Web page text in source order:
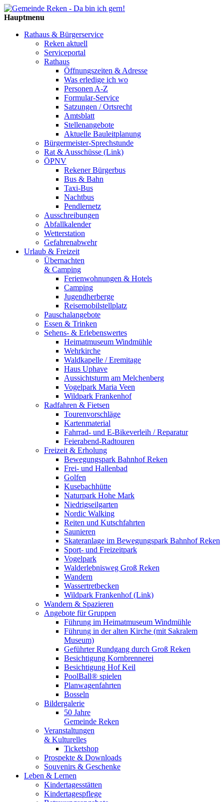
Hauptmenu
Rathaus & Bürgerservice
Reken aktuell
Serviceportal
Rathaus
Öffnungszeiten & Adresse
Was erledige ich wo
Personen A-Z
Formular-Service
Satzungen / Ortsrecht
Amtsblatt
Stellenangebote
Aktuelle Bauleitplanung
Bürgermeister-Sprechstunde
Rat & Ausschüsse (Link)
ÖPNV
Rekener Bürgerbus
Bus & Bahn
Taxi-Bus
Nachtbus
Pendlernetz
Ausschreibungen
Abfallkalender
Wetterstation
Gefahrenabwehr
Urlaub & Freizeit
Übernachten
& Camping
Ferienwohnungen & Hotels
Camping
Jugendherberge
Reisemobilstellplatz
Pauschalangebote
Essen & Trinken
Sehens- & Erlebenswertes
Heimatmuseum Windmühle
Wehrkirche
Waldkapelle / Eremitage
Haus Uphave
Aussichtsturm am Melchenberg
Vogelpark Maria Veen
Wildpark Frankenhof
Radfahren & Fietsen
Tourenvorschläge
Kartenmaterial
Fahrrad- und E-Bikeverleih / Reparatur
Feierabend-Radtouren
Freizeit & Erholung
Bewegungspark Bahnhof Reken
Frei- und Hallenbad
Golfen
Kusebachhütte
Naturpark Hohe Mark
Niedrigseilgarten
Nordic Walking
Reiten und Kutschfahrten
Saunieren
Skateranlage im Bewegungspark Bahnhof Reken
Sport- und Freizeitpark
Vogelpark
Walderlebnisweg Groß Reken
Wandern
Wassertretbecken
Wildpark Frankenhof (Link)
Wandern & Spazieren
Angebote für Gruppen
Führung im Heimatmuseum Windmühle
Führung in der alten Kirche (mit Sakralem
Museum)
Geführter Rundgang durch Groß Reken
Besichtigung Kornbrennerei
Besichtigung Hof Keil
PoolBall® spielen
Planwagenfahrten
Bosseln
Bildergalerie
50 Jahre
Gemeinde Reken
Veranstaltungen
& Kulturelles
Ticketshop
Prospekte & Downloads
Souvenirs & Geschenke
Leben & Lernen
Kindertagesstätten
Kindertagespflege